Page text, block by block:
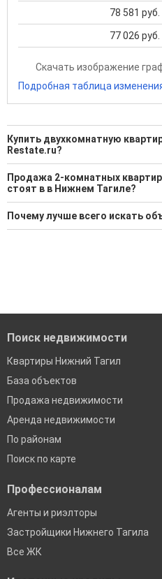
78 581 руб.
77 026 руб.
Скачать изображение
Подробная таблица
Купить двухкомнатную
Restate.ru?
Ищите, как Купить
10 актуальных и
Воспользуйтесь нашим
Продажа 2-комнатных
стоят в в Нижнем Тагиле?
Минимальная цена: 2 560
000 Р; Средняя: 3 962 365 Р
Почему лучше всего искать
Поиск недвижимости
Квартиры Нижний Тагил
База объектов
Продажа недвижимости
Аренда недвижимости
По районам
Поиск по карте
Профессионалам
Агенты и риэлторы
Застройщики Нижнего Тагила
Все ЖК